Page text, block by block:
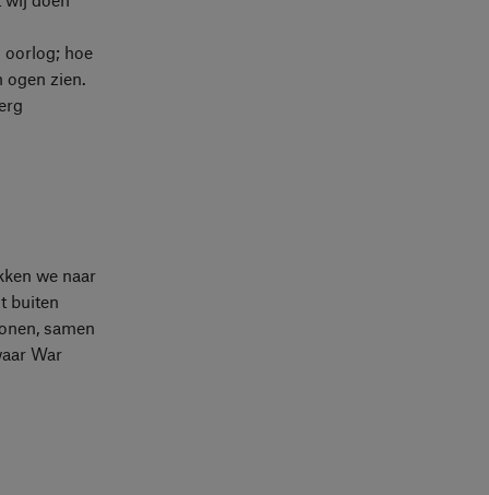
oorlog; hoe
ogen zien.
we naar
buiten
samen
War